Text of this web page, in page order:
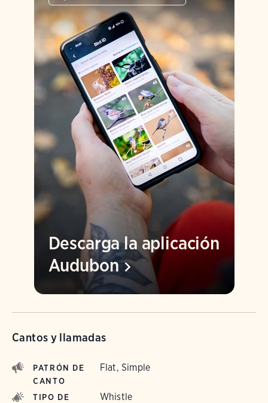
Descarga la aplicación
Audubon
Cantos y llamadas
PATRÓN DE
CANTO
Flat, Simple
TIPO DE
Whistle